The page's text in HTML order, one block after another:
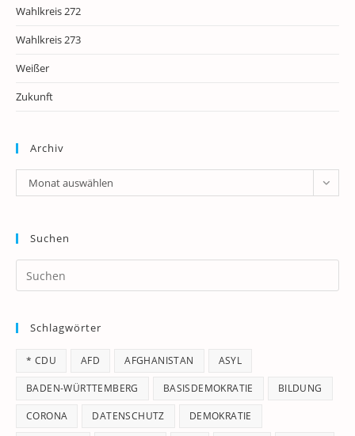
Wahlkreis 272
Wahlkreis 273
Weißer
Zukunft
Archiv
Archiv
Monat auswählen
Suchen
Schlagwörter
* CDU AFD AFGHANISTAN ASYL
BADEN-WÜRTTEMBERG BASISDEMOKRATIE BILDUNG
CORONA DATENSCHUTZ DEMOKRATIE